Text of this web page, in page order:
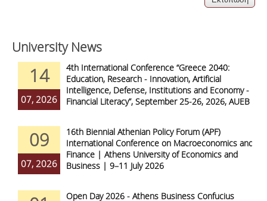
University News
14
07, 2026
4th International Conference “Greece 2040:
Education, Research - Innovation, Artificial
Intelligence, Defense, Institutions and Economy -
Financial Literacy”, September 25-26, 2026, AUEB
09
07, 2026
16th Biennial Athenian Policy Forum (APF)
International Conference on Macroeconomics and
Finance | Athens University of Economics and
Business | 9–11 July 2026
Open Day 2026 - Athens Business Confucius